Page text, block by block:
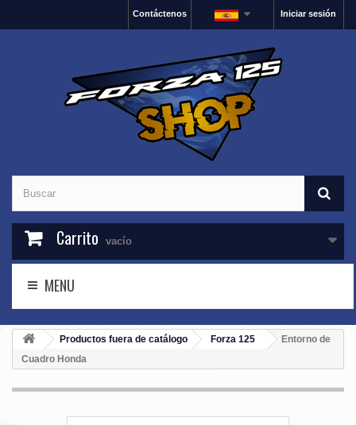
Iniciar sesión
Contáctenos
Carrito vacío
MENU
Productos fuera de catálogo Forza 125
Entorno de
Cuadro Honda